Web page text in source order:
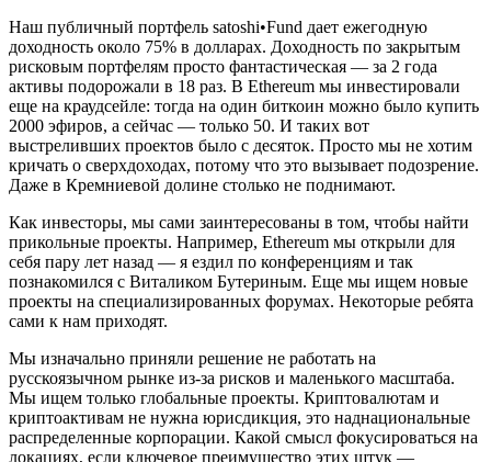
Наш публичный портфель satoshi•Fund дает ежегодную
доходность около 75% в долларах. Доходность по закрытым
рисковым портфелям просто фантастическая — за 2 года
активы подорожали в 18 раз. В Ethereum мы инвестировали
еще на краудсейле: тогда на один биткоин можно было купить
2000 эфиров, а сейчас — только 50. И таких вот
выстреливших проектов было с десяток. Просто мы не хотим
кричать о сверхдоходах, потому что это вызывает подозрение.
Даже в Кремниевой долине столько не поднимают.
Как инвесторы, мы сами заинтересованы в том, чтобы найти
прикольные проекты. Например, Ethereum мы открыли для
себя пару лет назад — я ездил по конференциям и так
познакомился с Виталиком Бутериным. Еще мы ищем новые
проекты на специализированных форумах. Некоторые ребята
сами к нам приходят.
Мы изначально приняли решение не работать на
русскоязычном рынке из-за рисков и маленького масштаба.
Мы ищeм только глобальные проекты. Криптовалютам и
криптоактивам не нужна юрисдикция, это наднациональные
распределeнные корпорации. Какой смысл фокусироваться на
локациях, если ключевое преимущество этих штук —